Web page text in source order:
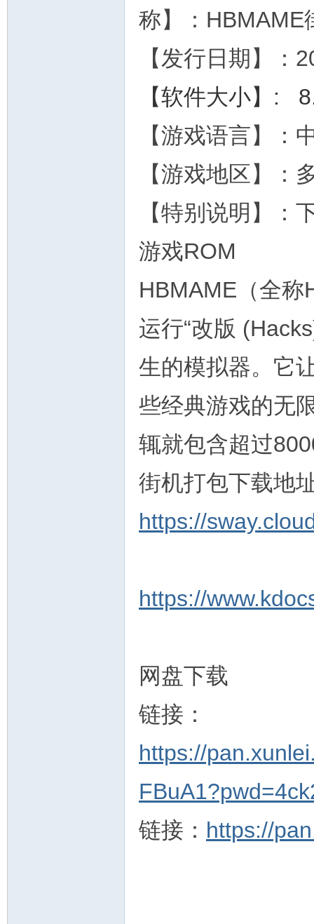
称】：HBMAME
【发行日期】：
【软件大小】:
【游戏语言】：
【游戏地区】：
【特别说明】：
游戏ROM
HBMAME（全
运行“改版
生的模拟器。它
些经典游戏的无
辄就包含超过
街机打包下载地
https://
https://
网盘下载
链接：
https://
链接： https://